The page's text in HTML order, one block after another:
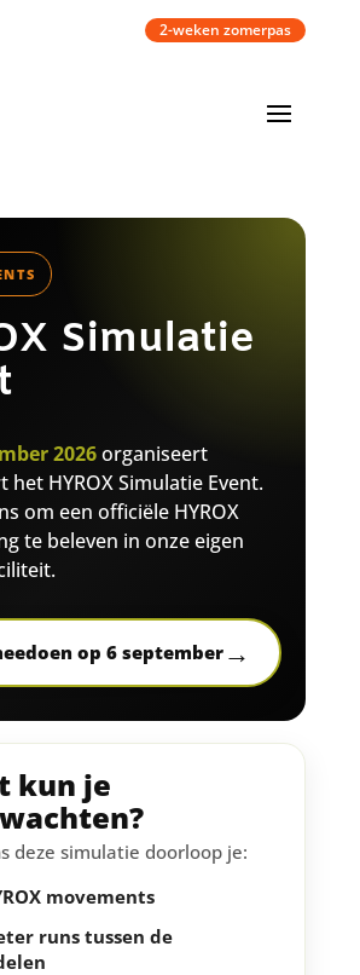
2-weken zomerpas
Simulatie
2026organiseert
het HYROX Simulatie Event.
om een officiële HYROX
te beleven in onze eigen
op 6 september→
kun je
deze simulatie doorloop je:
movements
runs tussen de